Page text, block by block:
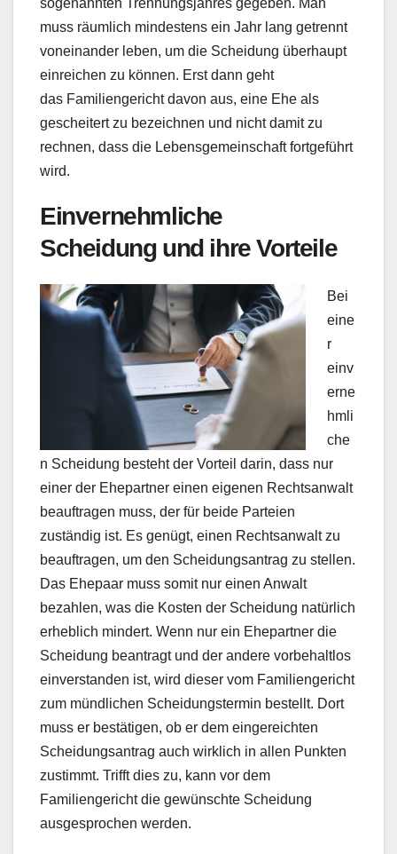
sogenannten Trennungsjahres gegeben. Man
muss räumlich mindestens ein Jahr lang getrennt
voneinander leben, um die Scheidung überhaupt
einreichen zu können. Erst dann geht
das Familiengericht davon aus, eine Ehe als
gescheitert zu bezeichnen und nicht damit zu
rechnen, dass die Lebensgemeinschaft fortgeführt
wird.
Einvernehmliche
Scheidung und ihre Vorteile
Bei
eine
r
einv
erne
hmli
che
n Scheidung besteht der Vorteil darin, dass nur
einer der Ehepartner einen eigenen Rechtsanwalt
beauftragen muss, der für beide Parteien
zuständig ist. Es genügt, einen Rechtsanwalt zu
beauftragen, um den Scheidungsantrag zu stellen.
Das Ehepaar muss somit nur einen Anwalt
bezahlen, was die Kosten der Scheidung natürlich
erheblich mindert. Wenn nur ein Ehepartner die
Scheidung beantragt und der andere vorbehaltlos
einverstanden ist, wird dieser vom Familiengericht
zum mündlichen Scheidungstermin bestellt. Dort
muss er bestätigen, ob er dem eingereichten
Scheidungsantrag auch wirklich in allen Punkten
zustimmt. Trifft dies zu, kann vor dem
Familiengericht die gewünschte Scheidung
ausgesprochen werden.